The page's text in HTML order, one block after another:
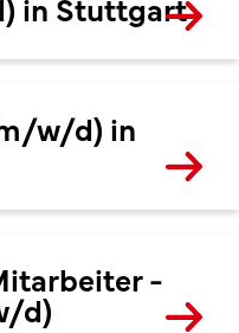
w/d) in
-
d)